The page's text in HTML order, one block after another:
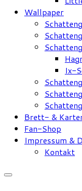
Wallpaper
Ix-
Brett- &
Fan-Shop
Impressum &
Kontakt